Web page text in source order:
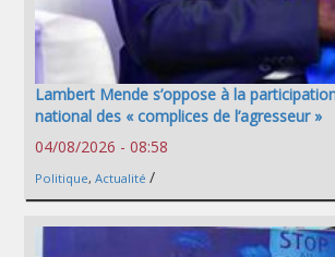
Lambert Mende s’oppose à la
national des « complices de l’agresseur »
04/08/2026 - 08:58
Politique, Actualité /